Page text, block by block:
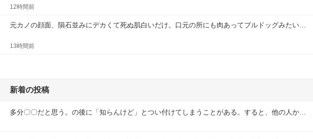
12時間前
元カノの顔面、隕石並みにデカくて死ぬ肌白いだけ。口元の所にも肉あってブルドッグみたい…
13時間前
新着の投稿
多分〇〇だと思う。の後に「知らんけど」とつい付けてしまうことがある。すると、他の人か…